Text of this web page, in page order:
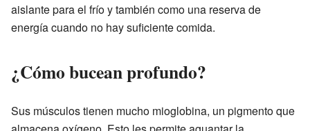
aislante para el frío y también como una reserva de
energía cuando no hay suficiente comida.
¿Cómo bucean profundo?
Sus músculos tienen mucho mioglobina, un pigmento que